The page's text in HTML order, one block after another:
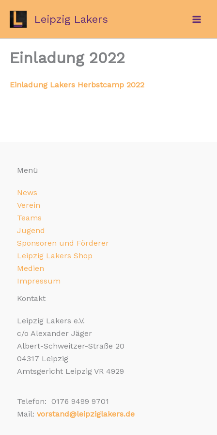
springen
Leipzig Lakers
Einladung 2022
Einladung Lakers Herbstcamp 2022
Menü
News
Verein
Teams
Jugend
Sponsoren und Förderer
Leipzig Lakers Shop
Medien
Impressum
Kontakt
Leipzig Lakers e.V.
c/o Alexander Jäger
Albert-Schweitzer-Straße 20
04317 Leipzig
Amtsgericht Leipzig VR 4929
Telefon: 0176 9499 9701
Mail: vorstand@leipziglakers.de